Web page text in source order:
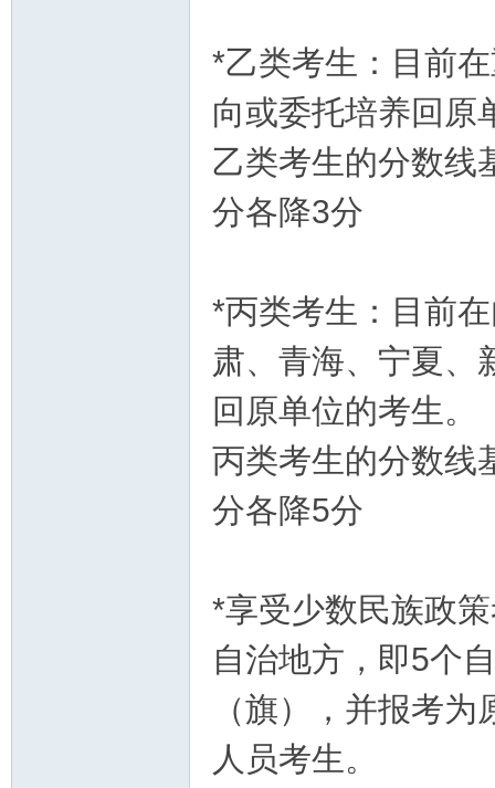
*乙类考生：目前
向或委托培养回原
乙类考生的分数线
分各降3分
*丙类考生：目前
肃、青海、宁夏、
回原单位的考生。
丙类考生的分数线
分各降5分
*享受少数民族政
自治地方，即5个
（旗），并报考
人员考生。